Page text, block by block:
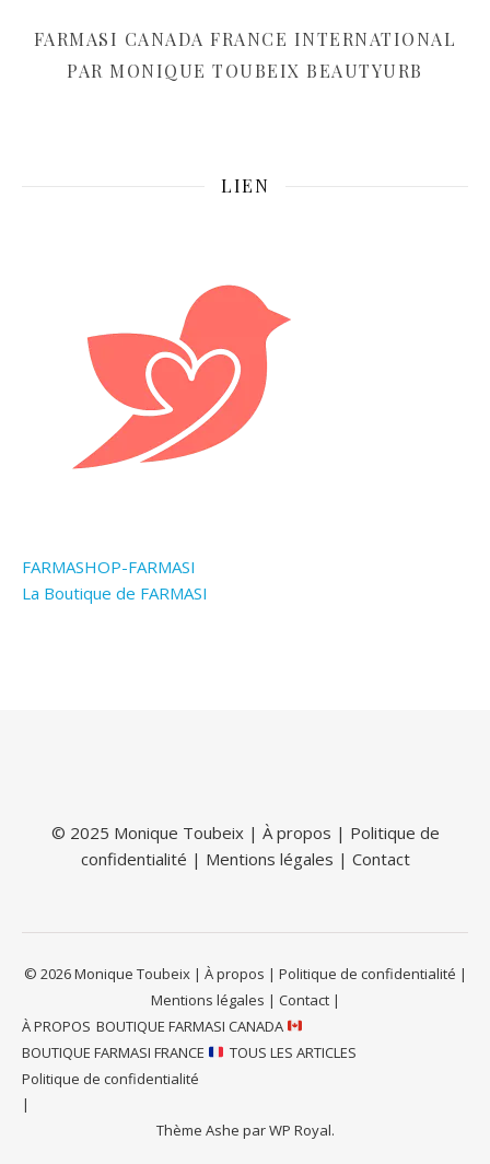
FARMASI CANADA FRANCE INTERNATIONAL
PAR MONIQUE TOUBEIX BEAUTYURB
LIEN
FARMASHOP-FARMASI
La Boutique de FARMASI
© 2025 Monique Toubeix | À propos | Politique de
confidentialité | Mentions légales | Contact
© 2026 Monique Toubeix | À propos | Politique de confidentialité |
Mentions légales | Contact |
À PROPOS BOUTIQUE FARMASI CANADA
BOUTIQUE FARMASI FRANCE
TOUS LES ARTICLES
Politique de confidentialité
Thème Ashe parWP Royal.